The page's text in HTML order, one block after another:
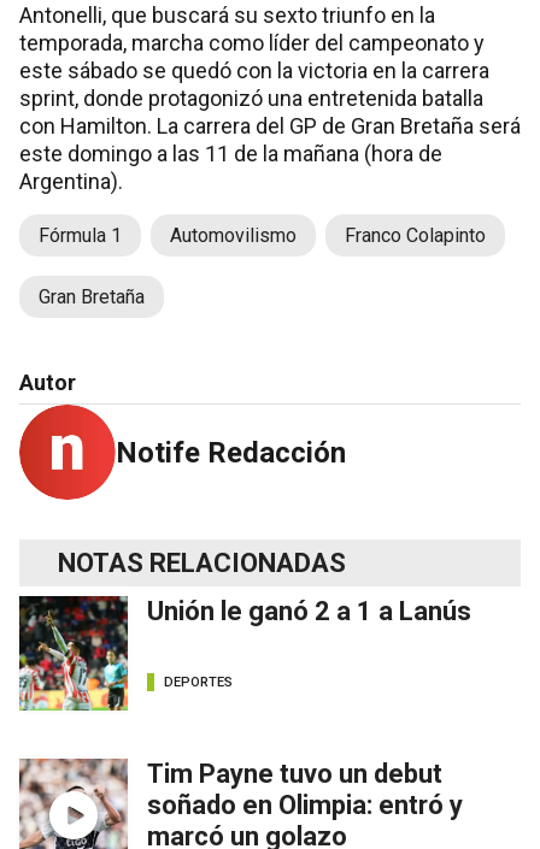
Antonelli, que buscará su sexto triunfo en la
temporada, marcha como líder del campeonato y
este sábado se quedó con la victoria en la carrera
sprint, donde protagonizó una entretenida batalla
con Hamilton. La carrera del GP de Gran Bretaña será
este domingo a las 11 de la mañana (hora de
Argentina).
Fórmula 1 Automovilismo Franco Colapinto
Gran Bretaña
Autor
Notife Redacción
NOTAS RELACIONADAS
Unión le ganó 2 a 1 a Lanús
DEPORTES
Tim Payne tuvo un debut
soñado en Olimpia: entró y
marcó un golazo